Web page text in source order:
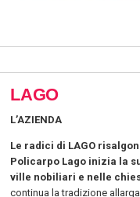
LAGO
L’AZIENDA
Le radici di LAGO
Policarpo Lago inizia la
ville nobiliari e nelle
continua la tradizione